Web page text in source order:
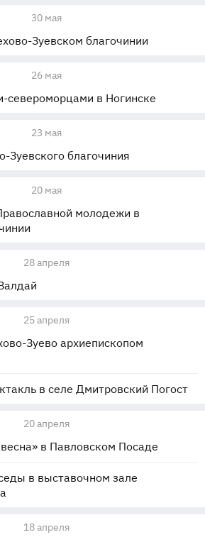
30 мая
Зуевском благочинии
26 мая
североморцами в Ногинске
23 мая
Зуевского благочиния
20 мая
молодежи в
28 апреля
25 апреля
Зуево архиепископом
в селе Дмитровский Погост
20 апреля
в Павловском Посаде
в выставочном зале
18 апреля